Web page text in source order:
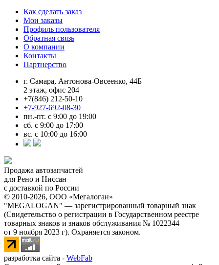
Как сделать заказ
Мои заказы
Профиль пользователя
Обратная связь
О компании
Контакты
Партнерство
г. Самара, Антонова-Овсеенко, 44Б
2 этаж, офис 204
+7(846) 212-50-10
+7-927-692-08-30
пн.-пт. с 9:00 до 19:00
сб. с 9:00 до 17:00
вс. с 10:00 до 16:00
Продажа автозапчастей
для Рено и Ниссан
с доставкой по России
© 2010-2026, ООО «Мегалоган»
"MEGALOGAN" — зарегистрированный товарный знак
(Свидетельство о регистрации в Государственном реестре
товарных знаков и знаков обслуживания № 1022344
от 9 ноября 2023 г). Охраняется законом.
разработка сайта - WebFab